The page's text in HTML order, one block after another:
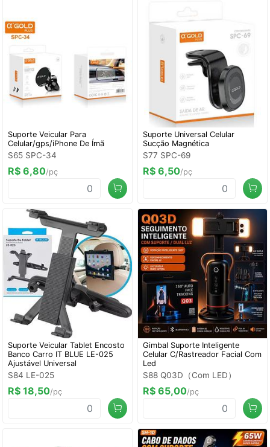
Suporte Veicular Para
Celular/gps/iPhone De Ímã
S65 SPC-34
R$ 6,80/pç
Suporte Universal Celular
Sucção Magnética
S77 SPC-69
R$ 6,50/pç
Suporte Veicular Tablet Encosto
Banco Carro IT BLUE LE-025
Ajustável Universal
S84 LE-025
R$ 18,50/pç
Gimbal Suporte Inteligente
Celular C/Rastreador Facial Com
Led
S88 Q03D（Com LED）
R$ 65,00/pç